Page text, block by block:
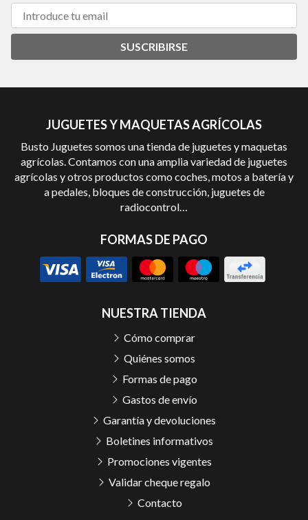
SUSCRIBIRSE
JUGUETES Y MAQUETAS AGRÍCOLAS
Busto Juguetes somos una tienda de juguetes y maquetas
agrícolas. Contamos con una amplia variedad de juguetes
agrícolas y otros productos como coches, motos a batería y
a pedales, bloques de construcción, juguetes de
radiocontrol…
FORMAS DE PAGO
NUESTRA TIENDA
Cómo comprar
Quiénes somos
Formas de pago
Gastos de envío
Garantía y devoluciones
Boletines informativos
Promociones vigentes
Validar cheque regalo
Contacto